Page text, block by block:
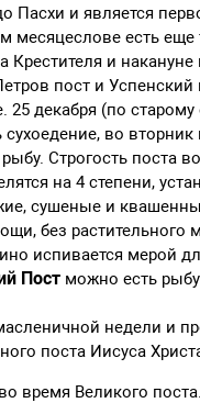
Пасхи и является
есть
и
пост и
25 декабря (по
во
Строгость поста
на 4 степени,
сушеные и
без растительного
испивается мерой
Пост можно есть
недели и
поста Иисуса
время Великого